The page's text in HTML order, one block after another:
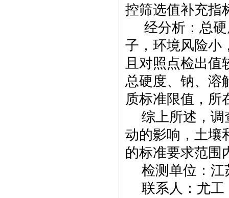
控筛选值补充指
经分析：总
子，环境风险小
且对照点检出值
总硬度、钠、溶
质标准限值， 所
综上所述，
动的影响，土壤
的标准要求范围
检测单位：
联系人：尤工